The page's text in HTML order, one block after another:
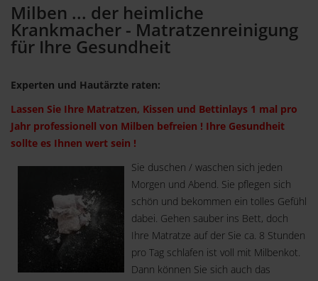
Milben ... der heimliche
Krankmacher - Matratzenreinigung
für Ihre Gesundheit
Experten und Hautärzte raten:
Lassen Sie Ihre Matratzen, Kissen und Bettinlays 1 mal pro
Jahr professionell von Milben befreien ! Ihre Gesundheit
sollte es Ihnen wert sein !
Sie duschen / waschen sich jeden
Morgen und Abend. Sie pflegen sich
schön und bekommen ein tolles Gefühl
dabei. Gehen sauber ins Bett, doch
Ihre Matratze auf der Sie ca. 8 Stunden
pro Tag schlafen ist voll mit Milbenkot.
Dann können Sie sich auch das